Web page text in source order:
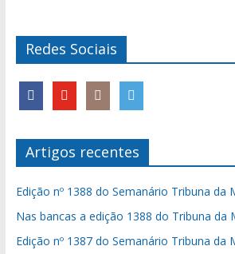
Redes Sociais
Artigos recentes
Edição nº 1388 do Semanário Tribuna da
Nas bancas a edição 1388 do Tribuna da
Edição nº 1387 do Semanário Tribuna da